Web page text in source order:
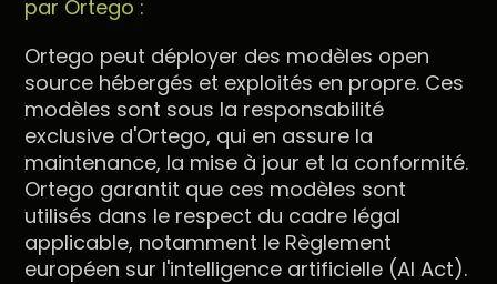
par Ortego :
Ortego peut déployer des modèles open
source hébergés et exploités en propre. Ces
modèles sont sous la responsabilité
exclusive d'Ortego, qui en assure la
maintenance, la mise à jour et la conformité.
Ortego garantit que ces modèles sont
utilisés dans le respect du cadre légal
applicable, notamment le Règlement
européen sur l'intelligence artificielle (AI Act).